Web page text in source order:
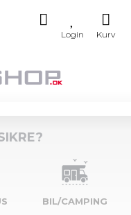
BIL/CAMPING